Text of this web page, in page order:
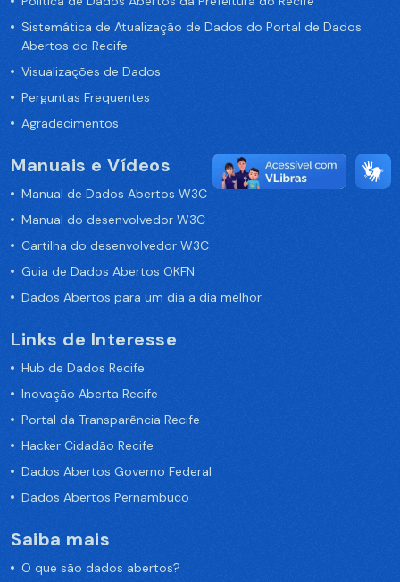
Sistemática de Atualização de Dados do Portal de Dados
Abertos do Recife
Visualizações de Dados
Perguntas Frequentes
Agradecimentos
Manuais e Vídeos
Manual de Dados Abertos W3C
Manual do desenvolvedor W3C
Cartilha do desenvolvedor W3C
Guia de Dados Abertos OKFN
Dados Abertos para um dia a dia melhor
Links de Interesse
Hub de Dados Recife
Inovação Aberta Recife
Portal da Transparência Recife
Hacker Cidadão Recife
Dados Abertos Governo Federal
Dados Abertos Pernambuco
Saiba mais
O que são dados abertos?